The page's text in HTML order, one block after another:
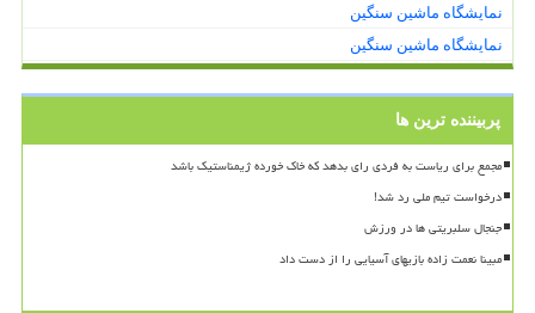
نمایشگاه ماشین سنگین
نمایشگاه ماشین سنگین
پربیننده ترین ها
مجمع برای ریاست به فردی رای بدهد که خاک خورده ژیمناستیک باشد
درخواست تیم ملی رد شد!
جنجال سلبریتی ها در ورزش
مبینا نعمت زاده بازیهای آسیایی را از دست داد